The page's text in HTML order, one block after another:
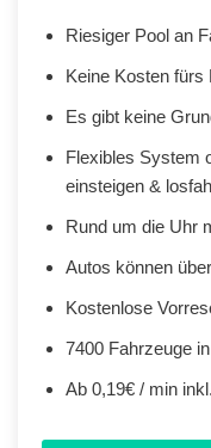
Riesiger Pool an
Keine Kosten fürs
Es gibt keine
Flexibles System
einsteigen &
Rund um die Uhr
Autos können
Kostenlose
7400 Fahrzeuge
Ab 0,19€ / min